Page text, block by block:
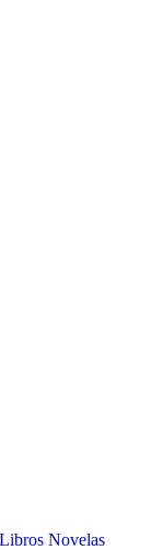
Libros Novelas